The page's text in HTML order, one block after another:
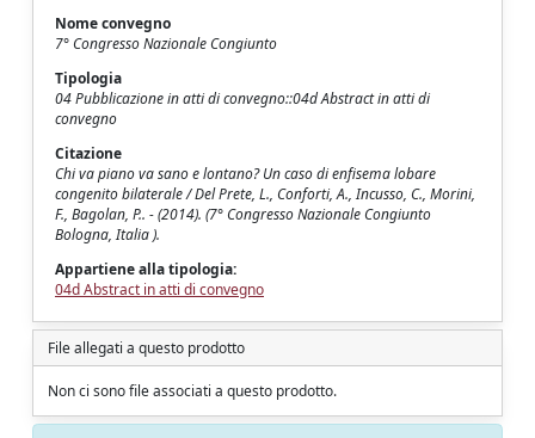
Nome convegno
7° Congresso Nazionale Congiunto
Tipologia
04 Pubblicazione in atti di convegno::04d Abstract in atti di
convegno
Citazione
Chi va piano va sano e lontano? Un caso di enfisema lobare
congenito bilaterale / Del Prete, L., Conforti, A., Incusso, C., Morini,
F., Bagolan, P.. - (2014). (7° Congresso Nazionale Congiunto
Bologna, Italia ).
Appartiene alla tipologia:
04d Abstract in atti di convegno
File allegati a questo prodotto
Non ci sono file associati a questo prodotto.